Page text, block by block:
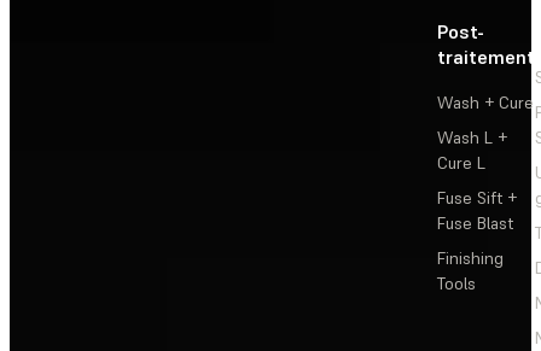
Post-
traitement
Wash + Cure
Wash L +
Cure L
Fuse Sift +
Fuse Blast
Finishing
Tools